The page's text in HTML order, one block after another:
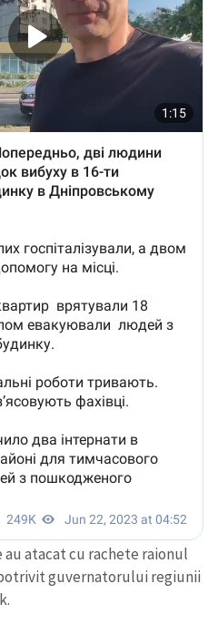
au atacat cu rachete raionul
guvernatorului regiunii